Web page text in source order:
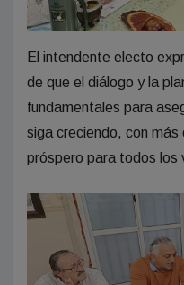
El intendente electo
de que el diálogo y la
fundamentales para
siga creciendo, con
próspero para todos los